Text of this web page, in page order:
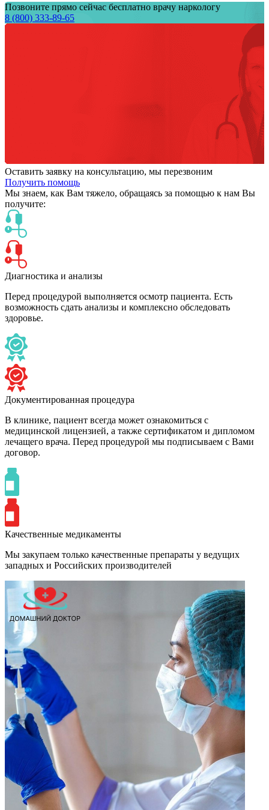
Позвоните прямо сейчас бесплатно врачу наркологу
8 (800) 333-89-65
Оставить заявку на консультацию, мы перезвоним
Получить помощь
Мы знаем, как Вам тяжело, обращаясь за помощью к нам Вы
получите:
Диагностика и анализы
Перед процедурой выполняется осмотр пациента. Есть
возможность сдать анализы и комплексно обследовать
здоровье.
Документированная процедура
В клинике, пациент всегда может ознакомиться с
медицинской лицензией, а также сертификатом и дипломом
лечащего врача. Перед процедурой мы подписываем с Вами
договор.
Качественные медикаменты
Мы закупаем только качественные препараты у ведущих
западных и Российских производителей